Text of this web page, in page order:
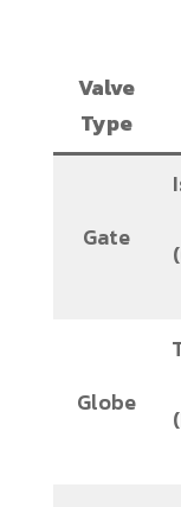
Valve
Type
Gate
Globe